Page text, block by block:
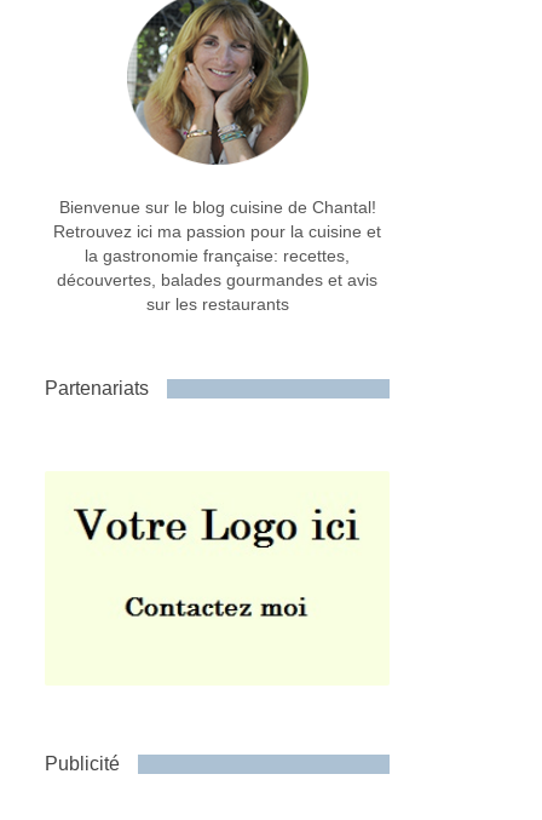
Bienvenue sur le blog cuisine de Chantal!
Retrouvez ici ma passion pour la cuisine et
la gastronomie française: recettes,
découvertes, balades gourmandes et avis
sur les restaurants
Partenariats
Publicité